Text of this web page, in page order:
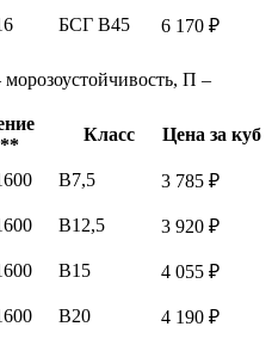
БСГ В45
6 170 ₽
П –
Класс
Цена за куб
В7,5
3 785 ₽
В12,5
3 920 ₽
В15
4 055 ₽
В20
4 190 ₽